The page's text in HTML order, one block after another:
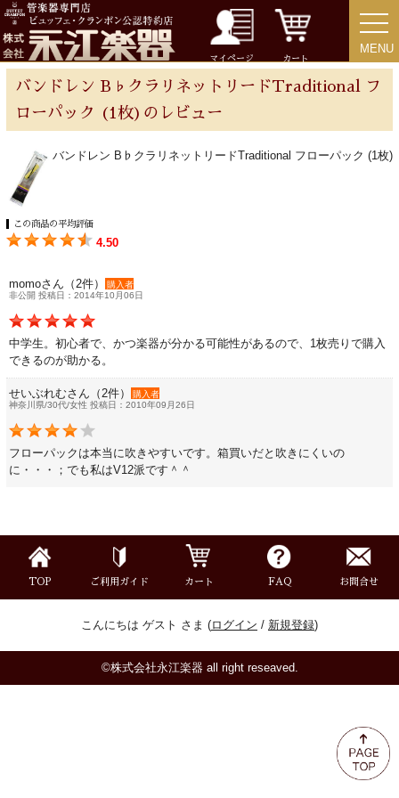
マイページ カート
MENU
MENU
バンドレン B♭クラリネットリードTraditional フ
ローパック (1枚)のレビュー
バンドレン B♭クラリネットリードTraditional フローパック (1枚)
この商品の平均評価
4.50
momoさん（2件）
購入者
非公開 投稿日：2014年10月06日
中学生。初心者で、かつ楽器が分かる可能性があるので、1枚売りで購入
できるのが助かる。
せいぶれむさん（2件）
購入者
神奈川県/30代/女性 投稿日：2010年09月26日
フローパックは本当に吹きやすいです。箱買いだと吹きにくいの
に・・・；でも私はV12派です＾＾
TOP ご利用ガイド カート FAQ お問合せ
こんにちは ゲスト さま (ログイン / 新規登録)
©株式会社永江楽器 all right reseaved.
チューバ
アクセサリー
ストラップ
ミュート
楽器ケース＆ケースカバー
お手入れ用品・パーツ
チューナー・メトロノーム
譜面台・指揮棒